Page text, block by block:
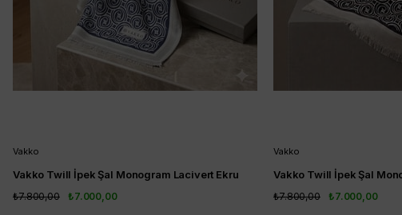
Vakko
Vakko Twill İpek Şal Monogram Lacivert Ekru
₺7.000,00
₺7.800,00
Vakko
Vakko Twill İpek Şal
₺7.000,00
₺7.800,00